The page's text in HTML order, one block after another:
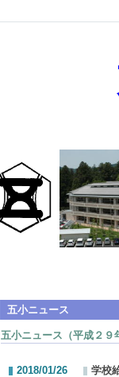
五小ニュース
五小ニュース（平成２９
2018/01/26 学校